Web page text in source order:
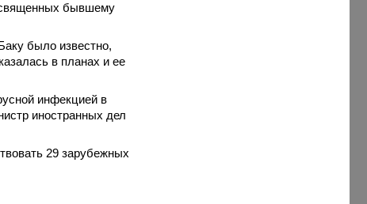
бывшему
было известно,
в планах и ее
инфекцией в
иностранных дел
29 зарубежных